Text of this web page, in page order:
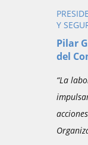
Y
Pilar
del
“La